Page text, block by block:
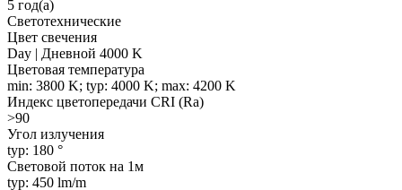
5 год(а)
Светотехнические
Цвет свечения
Day | Дневной 4000 K
Цветовая температура
min: 3800 K; typ: 4000 K; max: 4200 K
Индекс цветопередачи CRI (Ra)
>90
Угол излучения
typ: 180 °
Световой поток на 1м
typ: 450 lm/m